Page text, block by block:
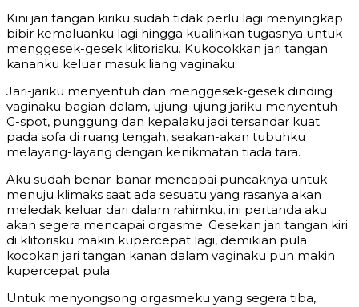
Kini jari tangan kiriku sudah tidak perlu lagi menyingkap
bibir kemaluanku lagi hingga kualihkan tugasnya untuk
menggesek-gesek klitorisku. Kukocokkan jari tangan
kananku keluar masuk liang vaginaku.
Jari-jariku menyentuh dan menggesek-gesek dinding
vaginaku bagian dalam, ujung-ujung jariku menyentuh
G-spot, punggung dan kepalaku jadi tersandar kuat
pada sofa di ruang tengah, seakan-akan tubuhku
melayang-layang dengan kenikmatan tiada tara.
Aku sudah benar-banar mencapai puncaknya untuk
menuju klimaks saat ada sesuatu yang rasanya akan
meledak keluar dari dalam rahimku, ini pertanda aku
akan segera mencapai orgasme. Gesekan jari tangan kiri
di klitorisku makin kupercepat lagi, demikian pula
kocokan jari tangan kanan dalam vaginaku pun makin
kupercepat pula.
Untuk menyongsong orgasmeku yang segera tiba,